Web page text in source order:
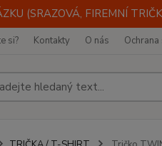
(SRAZOVÁ, FIREMNÍ
si? Kontakty O nás